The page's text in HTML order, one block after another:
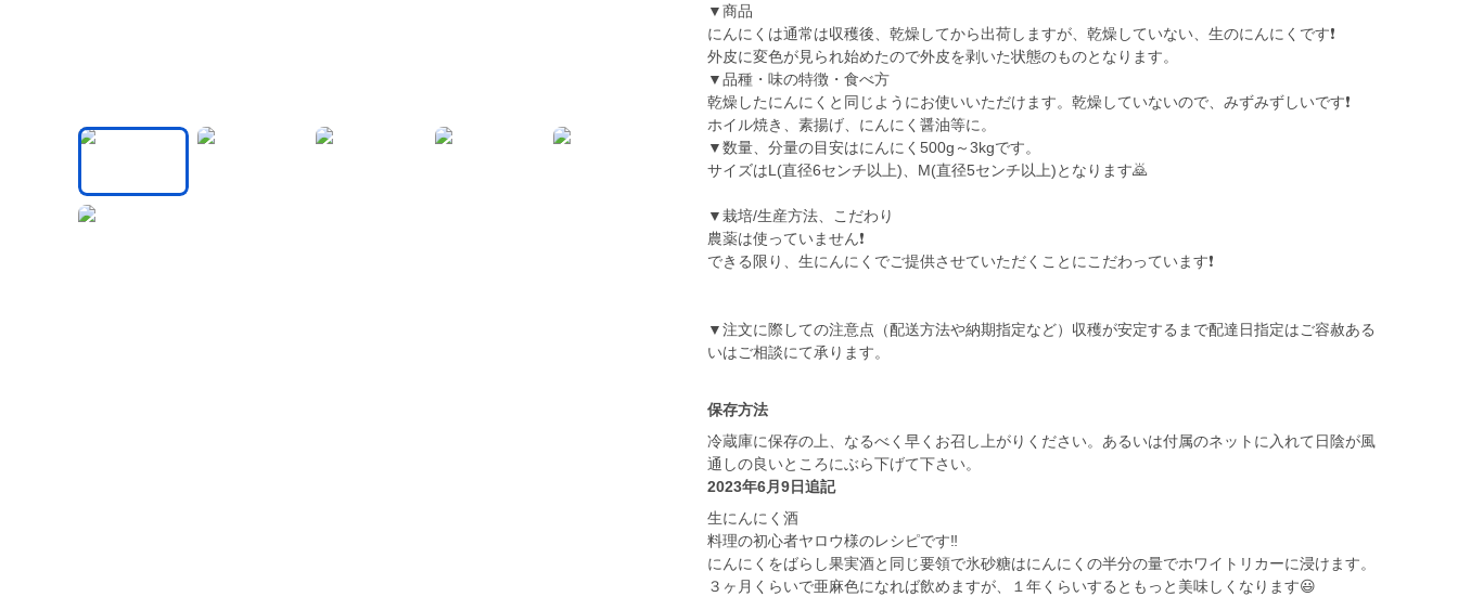
▼商品
にんにくは通常は収穫後、乾燥してから出荷しますが、乾燥していない、生のにんにくです❗️
外皮に変色が見られ始めたので外皮を剥いた状態のものとなります。
▼品種・味の特徴・食べ方
乾燥したにんにくと同じようにお使いいただけます。乾燥していないので、みずみずしいです❗️
ホイル焼き、素揚げ、にんにく醤油等に。
▼数量、分量の目安はにんにく500g～3kgです。
サイズはL(直径6センチ以上)、M(直径5センチ以上)となります🙇
▼栽培/生産方法、こだわり
農薬は使っていません❗
できる限り、生にんにくでご提供させていただくことにこだわっています❗️
▼注文に際しての注意点（配送方法や納期指定など）収穫が安定するまで配達日指定はご容赦ある
いはご相談にて承ります。
保存方法
冷蔵庫に保存の上、なるべく早くお召し上がりください。あるいは付属のネットに入れて日陰が風
通しの良いところにぶら下げて下さい。
2023年6月9日追記
生にんにく酒
料理の初心者ヤロウ様のレシピです‼️
にんにくをばらし果実酒と同じ要領で氷砂糖はにんにくの半分の量でホワイトリカーに浸けます。
３ヶ月くらいで亜麻色になれば飲めますが、１年くらいするともっと美味しくなります😃